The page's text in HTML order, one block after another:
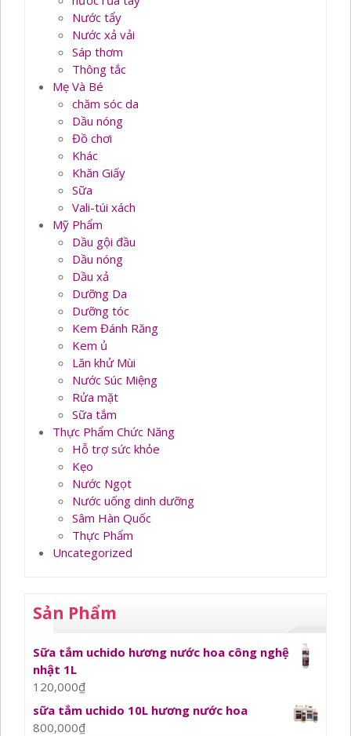
Nước tẩy
Nước xả vải
Sáp thơm
Thông tắc
Mẹ Và Bé
chăm sóc da
Dầu nóng
Đồ chơi
Khác
Khăn Giấy
Sữa
Vali-túi xách
Mỹ Phẩm
Dầu gội đầu
Dầu nóng
Dầu xả
Dưỡng Da
Dưỡng tóc
Kem Đánh Răng
Kem ủ
Lăn khử Mùi
Nước Súc Miệng
Rửa mặt
Sữa tắm
Thực Phẩm Chức Năng
Hỗ trợ sức khỏe
Kẹo
Nước Ngọt
Nước uống dinh dưỡng
Sâm Hàn Quốc
Thực Phẩm
Uncategorized
Sản Phẩm
Sữa tắm uchido hương nước hoa công nghệ
nhật 1L
120,000₫
sữa tắm uchido 10L hương nước hoa
800,000₫